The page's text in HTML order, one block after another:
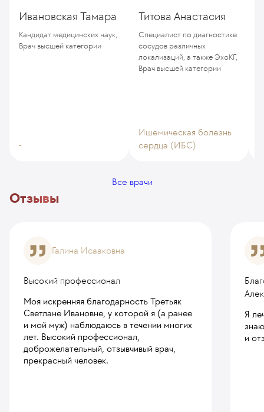
Ивановская Тамара
Кандидат медицинских наук,
Врач высшей категории
-
Титова Анастасия
Специалист по диагностике
сосудов различных
локализаций, а также ЭхоКГ,
Врач высшей категории
Ишемическая болезнь
сердца (ИБС)
Все врачи
Отзывы
Галина Исааковна
Высокий профессионал
Моя искренняя благодарность Третьяк
Светлане Ивановне, у которой я (а ранее
и мой муж) наблюдаюсь в течении многих
лет. Высокий профессионал,
доброжелательный, отзывчивый врач,
прекрасный человек.
Я
и